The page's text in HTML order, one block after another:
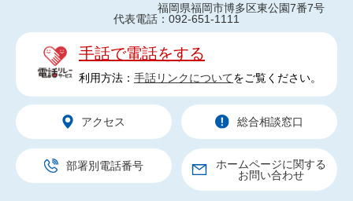
福岡県福岡市博多区東公園7番7号
代表電話：092-651-1111
手話で電話をする
利用方法： 手話リンクについてをご覧ください。
アクセス 総合相談窓口
部署別電話番号
ホームページに関する
お問い合わせ